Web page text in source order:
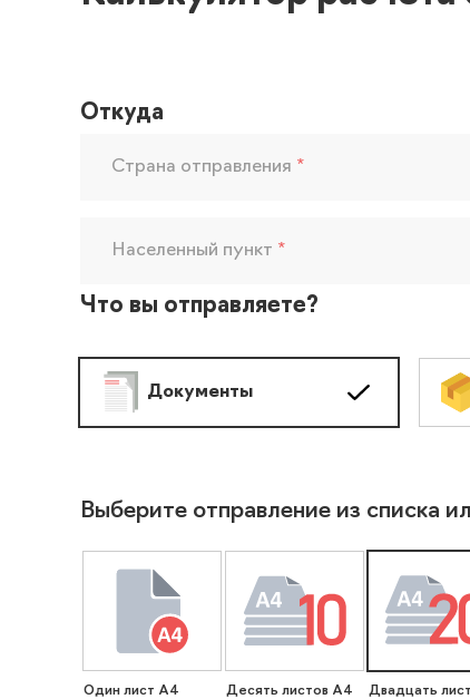
Откуда
Страна отправления *
Населенный пункт *
Что вы отправляете?
Документы
Выберите отправление из списка
Один лист А4
Десять листов А4
Двадцать